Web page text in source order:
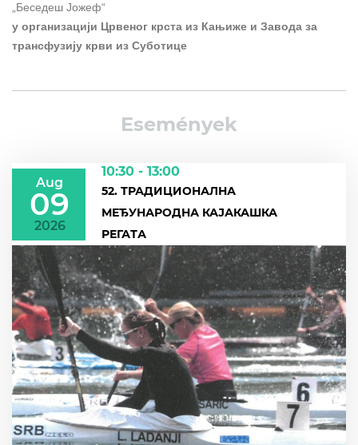
„Беседеш Јожеф“
у организацији Црвеног крста из Кањиже и Завода за
трансфузију крви из Суботице
Események
Aug
09
2026
10:30 - 13:00
52. ТРАДИЦИОНАЛНА
МЕЂУНАРОДНА КАЈАКАШКА
РЕГАТА